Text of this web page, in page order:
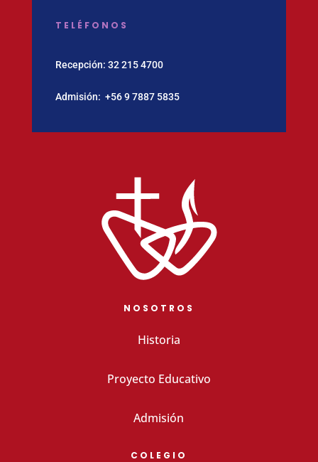
TELÉFONOS
Recepción: 32 215 4700
Admisión: ‪+56 9 7887 5835
NOSOTROS
Historia
Proyecto Educativo
Admisión
COLEGIO